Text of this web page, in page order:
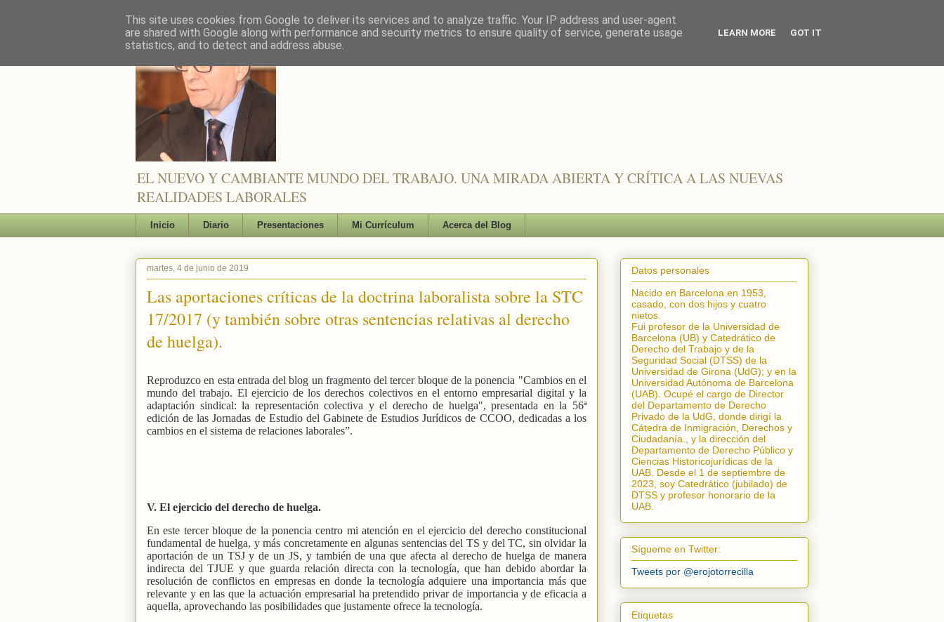
EL NUEVO Y CAMBIANTE MUNDO DEL TRABAJO. UNA MIRADA ABIERTA Y CRÍTICA A LAS NUEVAS
REALIDADES LABORALES
Inicio Diario Presentaciones Mi Currículum Acerca del Blog
martes, 4 de junio de 2019
Las aportaciones críticas de la doctrina laboralista sobre la STC
17/2017 (y también sobre otras sentencias relativas al derecho
de huelga).
Reproduzco en esta entrada del blog un fragmento del tercer bloque de la ponencia "Cambios en el
mundo del trabajo. El ejercicio de los derechos colectivos en el entorno empresarial digital y la
adaptación sindical: la representación colectiva y el derecho de huelga", presentada en la 56ª
edición de las Jornadas de Estudio del Gabinete de Estudios Jurídicos de CCOO, dedicadas a los
cambios en el sistema de relaciones laborales”.
V. El ejercicio del derecho de huelga.
En este tercer bloque de la ponencia centro mi atención en el ejercicio del derecho constitucional
fundamental de huelga, y más concretamente en algunas sentencias del TS y del TC, sin olvidar la
aportación de un TSJ y de un JS, y también de una que afecta al derecho de huelga de manera
indirecta del TJUE y que guarda relación directa con la tecnología, que han debido abordar la
resolución de conflictos en empresas en donde la tecnología adquiere una importancia más que
relevante y en las que la actuación empresarial ha pretendido privar de importancia y de eficacia a
aquella, aprovechando las posibilidades que justamente ofrece la tecnología.
Datos personales
Nacido en Barcelona en 1953,
casado, con dos hijos y cuatro
nietos.
Fui profesor de la Universidad de
Barcelona (UB) y Catedrático de
Derecho del Trabajo y de la
Seguridad Social (DTSS) de la
Universidad de Girona (UdG); y en la
Universidad Autónoma de Barcelona
(UAB). Ocupé el cargo de Director
del Departamento de Derecho
Privado de la UdG, donde dirigí la
Cátedra de Inmigración, Derechos y
Ciudadanía.
, y la dirección del
Departamento de Derecho Público y
Ciencias Historicojurídicas de la
UAB. Desde el 1 de septiembre de
2023, soy Catedrático (jubilado) de
DTSS y profesor honorario de la
UAB.
Sígueme en Twitter:
Tweets por @erojotorrecilla
Etiquetas
This site uses cookies from Google to deliver its services and to analyze traffic. Your IP address and user-agent
are shared with Google along with performance and security metrics to ensure quality of service, generate usage
statistics, and to detect and address abuse.
LEARN MORE GOT IT